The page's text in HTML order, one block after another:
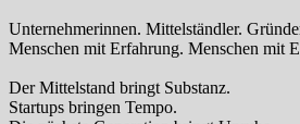
Unternehmerinnen. Mittelständler.
Menschen mit Erfahrung. Menschen mit
Der Mittelstand bringt Substanz.
Startups bringen Tempo.